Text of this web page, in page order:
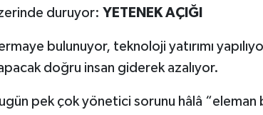
duruyor: YETENEK AÇIĞI
bulunuyor, teknoloji yatırımı
doğru insan giderek azalıyor.
pek çok yönetici sorunu hâlâ “eleman